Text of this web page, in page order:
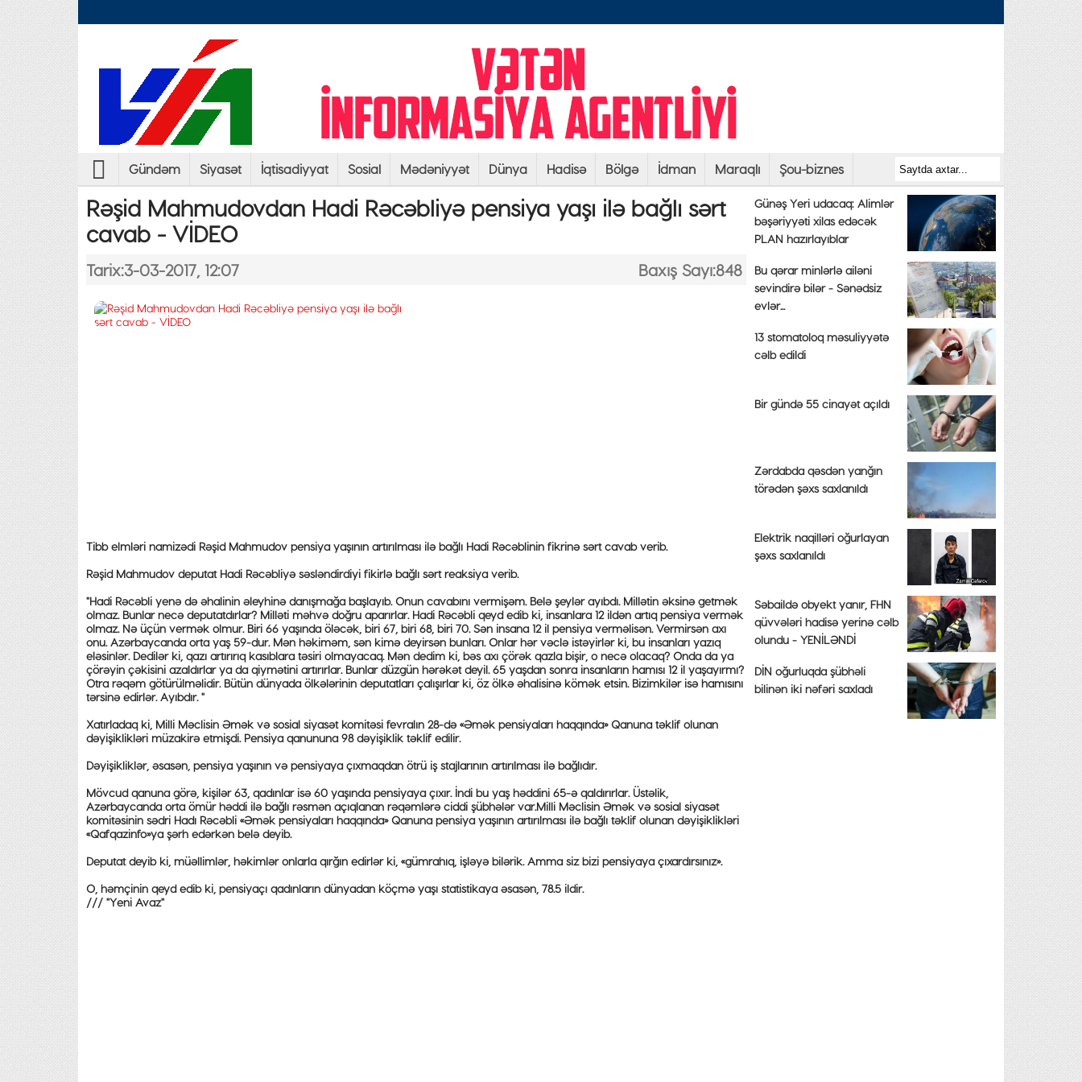
Gündəm Siyasət İqtisadiyyat Sosial Mədəniyyət Dünya Hadisə Bölgə İdman Maraqlı Şou-biznes
Rəşid Mahmudovdan Hadi Rəcəbliyə pensiya yaşı ilə bağlı sərt
cavab - VİDEO
Tarix:3-03-2017, 12:07 Baxış Sayı:848
Tibb elmləri namizədi Rəşid Mahmudov pensiya yaşının artırılması ilə bağlı Hadi Rəcəblinin fikrinə sərt cavab verib.
Rəşid Mahmudov deputat Hadi Rəcəbliyə səsləndirdiyi fikirlə bağlı sərt reaksiya verib.
"Hadi Rəcəbli yenə də əhalinin əleyhinə danışmağa başlayıb. Onun cavabını vermişəm. Belə şeylər ayıbdı. Millətin əksinə getmək
olmaz. Bunlar necə deputatdırlar? Milləti məhvə doğru aparırlar. Hadi Rəcəbli qeyd edib ki, insanlara 12 ildən artıq pensiya vermək
olmaz. Nə üçün vermək olmur. Biri 66 yaşında öləcək, biri 67, biri 68, biri 70. Sən insana 12 il pensiya verməlisən. Vermirsən axı
onu. Azərbaycanda orta yaş 59-dur. Mən həkiməm, sən kimə deyirsən bunları. Onlar hər vəclə istəyirlər ki, bu insanları yazıq
eləsinlər. Dedilər ki, qazı artırırıq kasıblara təsiri olmayacaq. Mən dedim ki, bəs axı çörək qazla bişir, o necə olacaq? Onda da ya
çörəyin çəkisini azaldırlar ya da qiymətini artırırlar. Bunlar düzgün hərəkət deyil. 65 yaşdan sonra insanların hamısı 12 il yaşayırmı?
Otra rəqəm götürülməlidir. Bütün dünyada ölkələrinin deputatları çalışırlar ki, öz ölkə əhalisinə kömək etsin. Bizimkilər isə hamısını
tərsinə edirlər. Ayıbdır. "
Xatırladaq ki, Milli Məclisin Əmək və sosial siyasət komitəsi fevralın 28-də «Əmək pensiyaları haqqında» Qanuna təklif olunan
dəyişiklikləri müzakirə etmişdi. Pensiya qanununa 98 dəyişiklik təklif edilir.
Dəyişikliklər, əsasən, pensiya yaşının və pensiyaya çıxmaqdan ötrü iş stajlarının artırılması ilə bağlıdır.
Mövcud qanuna görə, kişilər 63, qadınlar isə 60 yaşında pensiyaya çıxır. İndi bu yaş həddini 65-ə qaldırırlar. Üstəlik,
Azərbaycanda orta ömür həddi ilə bağlı rəsmən açıqlanan rəqəmlərə ciddi şübhələr var.Milli Məclisin Əmək və sosial siyasət
komitəsinin sədri Hadı Rəcəbli «Əmək pensiyaları haqqında» Qanuna pensiya yaşının artırılması ilə bağlı təklif olunan dəyişiklikləri
«Qafqazinfo»ya şərh edərkən belə deyib.
Deputat deyib ki, müəllimlər, həkimlər onlarla qırğın edirlər ki, «gümrahıq, işləyə bilərik. Amma siz bizi pensiyaya çıxardırsınız».
O, həmçinin qeyd edib ki, pensiyaçı qadınların dünyadan köçmə yaşı statistikaya əsasən, 78.5 ildir.
/// "Yeni Avaz"
Günəş Yeri udacaq: Alimlər
bəşəriyyəti xilas edəcək
PLAN hazırlayıblar
Bu qərar minlərlə ailəni
sevindirə bilər - Sənədsiz
evlər...
13 stomatoloq məsuliyyətə
cəlb edildi
Bir gündə 55 cinayət açıldı
Zərdabda qəsdən yanğın
törədən şəxs saxlanıldı
Elektrik naqilləri oğurlayan
şəxs saxlanıldı
Səbaildə obyekt yanır, FHN
qüvvələri hadisə yerinə cəlb
olundu - YENİLƏNDİ
DİN oğurluqda şübhəli
bilinən iki nəfəri saxladı